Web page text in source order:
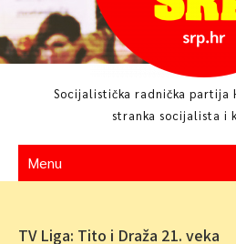
Socijalistička radnička partija
stranka socijalista i
Menu
TV Liga: Tito i Draža 21. veka